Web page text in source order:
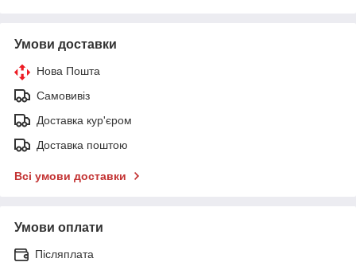
Умови доставки
Нова Пошта
Самовивіз
Доставка кур'єром
Доставка поштою
Всі умови доставки
Умови оплати
Післяплата